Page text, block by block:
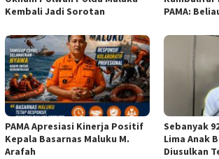
Kembali Jadi Sorotan
PAMA:
PAMA Apresiasi Kinerja Positif
Kepala Basarnas Maluku M.
Arafah
Sebanyak
Lima Anak
Diusulkan